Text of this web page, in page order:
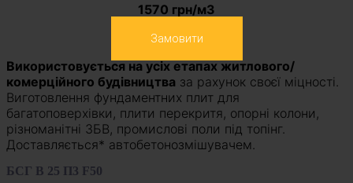
1570 грн/м3
Замовити
Використовується на усіх етапах житлового/
комерційного будівництва за рахунок своєї міцності.
Виготовлення фундаментних плит для
багатоповерхівки, плити перекритя, опорні колони,
різноманітні ЗБВ, промислові поли під топінг.
Доставляється* автобетонозмішувачем.
БСГ В 25 П3 F50